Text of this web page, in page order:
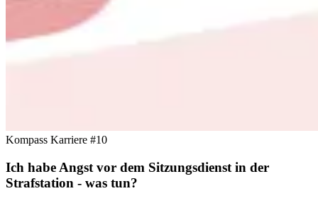
Kompass Karriere #10
Ich habe Angst vor dem Sitzungsdienst in der
Strafstation - was tun?